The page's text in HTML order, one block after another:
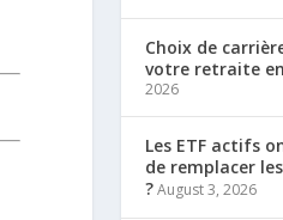
Choix de
votre retraite
2026
Les ETF actifs
de remplacer
?August 3, 2026